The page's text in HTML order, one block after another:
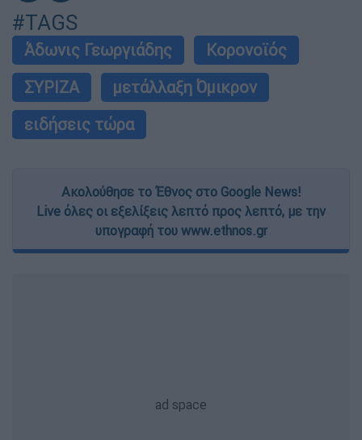
#TAGS
Άδωνις Γεωργιάδης
Κορονοϊός
ΣΥΡΙΖΑ
μετάλλαξη Όμικρον
ειδήσεις τώρα
Ακολούθησε το Έθνος στο Google News!
Live όλες οι εξελίξεις λεπτό προς λεπτό, με την
υπογραφή του www.ethnos.gr